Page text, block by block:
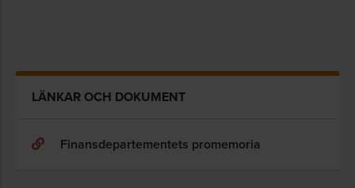
LÄNKAR OCH DOKUMENT
Finansdepartementets promemoria